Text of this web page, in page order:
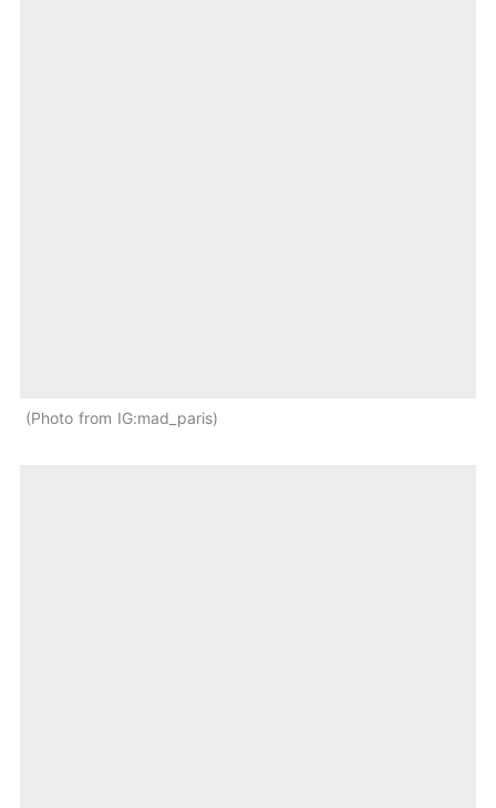
Photo from IG:mad_paris